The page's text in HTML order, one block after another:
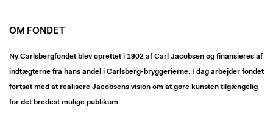
OM FONDET
Ny Carlsbergfondet blev oprettet i 1902 af Carl Jacobsen og finansieres af
indtægterne fra hans andel i Carlsberg-bryggerierne. I dag arbejder fondet
fortsat med at realisere Jacobsens vision om at gøre kunsten tilgængelig
for det bredest mulige publikum.